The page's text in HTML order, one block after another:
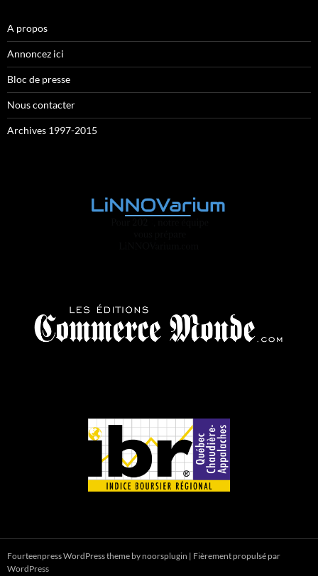
A propos
Annoncez ici
Bloc de presse
Nous contacter
Archives 1997-2015
Fourteenpress WordPress theme by noorsplugin | Fièrement propulsé par
WordPress